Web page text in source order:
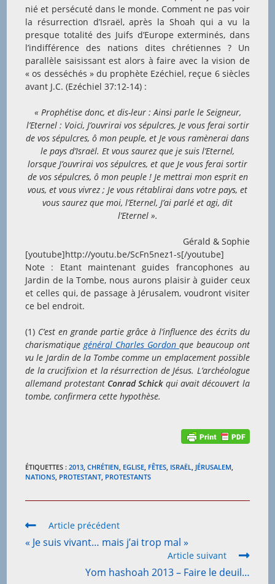
nié et persécuté dans le monde. Comment ne pas voir
la résurrection d’Israël, après la Shoah qui a vu la
presque totalité des Juifs d’Europe exterminés, dans
l’indifférence des nations dites chrétiennes ? Un
parallèle saisissant est alors à faire avec la vision de
« os desséchés » du prophète Ezéchiel, reçue 6 siècles
avant J.C. (Ezéchiel 37:12-14) :
« Prophétise donc, et dis-leur : Ainsi parle le Seigneur,
l’Eternel : Voici, J’ouvrirai vos sépulcres, Je vous ferai sortir
de vos sépulcres, ô mon peuple, et Je vous ramènerai dans
le pays d’Israël. Et vous saurez que je suis l’Eternel,
lorsque J’ouvrirai vos sépulcres, et que Je vous ferai sortir
de vos sépulcres, ô mon peuple ! Je mettrai mon esprit en
vous, et vous vivrez ; Je vous rétablirai dans votre pays, et
vous saurez que moi, l’Eternel, J’ai parlé et agi, dit
l’Eternel ».
Gérald & Sophie
[youtube]http://youtu.be/ScFn5nez1-s[/youtube]
Note : Etant maintenant guides francophones au
Jardin de la Tombe, nous aurons plaisir à guider ceux
et celles qui, de passage à Jérusalem, voudront visiter
ce bel endroit.
(1) C’est en grande partie grâce à l’influence des écrits du
charismatiquegénéral Charles Gordon que beaucoup ont
vu le Jardin de la Tombe comme un emplacement possible
de la crucifixion et la résurrection de Jésus. L’archéologue
allemand protestant Conrad Schick qui avait découvert la
tombe, confirmera cette hypothèse.
ÉTIQUETTES :2013, CHRÉTIEN, EGLISE, FÊTES, ISRAËL, JÉRUSALEM,
NATIONS, PROTESTANT, PROTESTANTS
Read
articles
Article précédent
« Je suis vivant… mais j’ai trop mal »
Article suivant
Yom hashoah 2013 – Faire le deuil…